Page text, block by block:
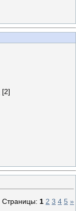
[2]
Страницы: 1 2 3 4 5 »